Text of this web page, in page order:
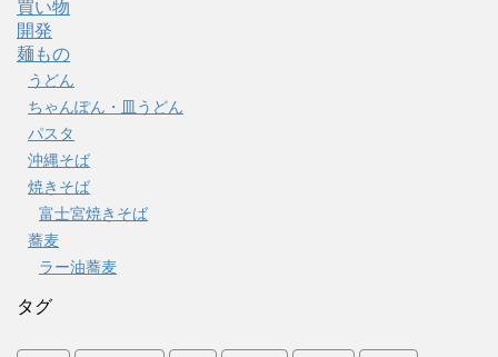
買い物
開発
麺もの
うどん
ちゃんぽん・皿うどん
パスタ
沖縄そば
焼きそば
富士宮焼きそば
蕎麦
ラー油蕎麦
タグ